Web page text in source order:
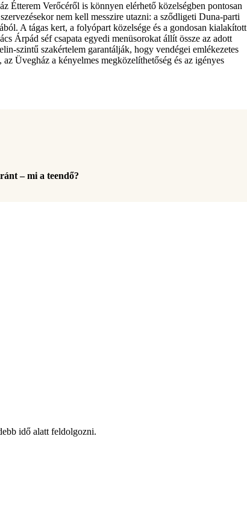
Étterem Verőcéről is könnyen elérhető közelségben pontosan
nem kell messzire utazni: a sződligeti Duna-parti
A tágas kert, a folyópart közelsége és a gondosan kialakított
Árpád séf csapata egyedi menüsorokat állít össze az adott
szintű szakértelem garantálják, hogy vendégei emlékezetes
Üvegház a kényelmes megközelíthetőség és az igényes
– mi a teendő?
idő alatt feldolgozni.